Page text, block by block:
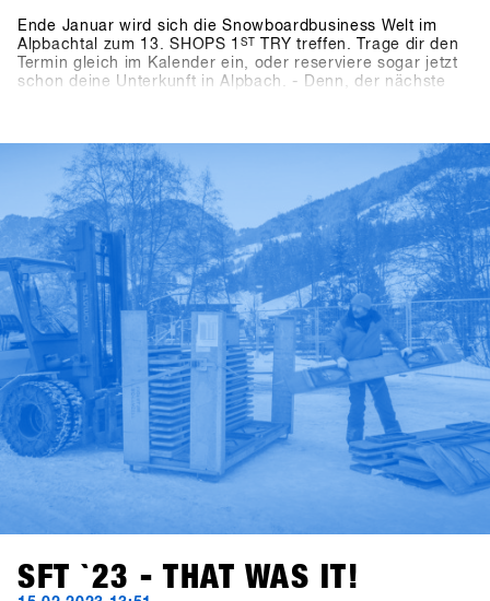
Ende Januar wird sich die Snowboardbusiness Welt im
Alpbachtal zum 13. SHOPS 1ST
TRY treffen. Trage dir den
Termin gleich im Kalender ein, oder reserviere sogar jetzt
schon deine Unterkunft in Alpbach. - Denn, der nächste
auf euch in 2024 - Bis nächstes Jahr im Alpbachtal!
SFT `23 - THAT WAS IT!